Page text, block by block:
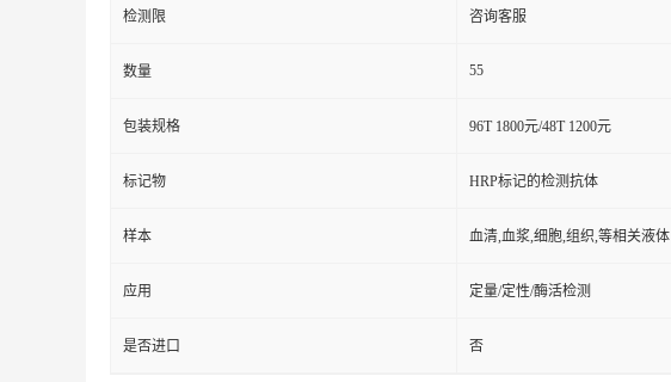
检测限 咨询客服
数量 55
包装规格 96T 1800元/48T 1200元
标记物 HRP标记的检测抗体
样本 血清,血浆,细胞,组织,等相关液体
应用 定量/定性/酶活检测
是否进口 否